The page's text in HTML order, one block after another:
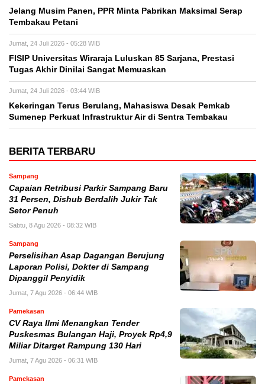
Jelang Musim Panen, PPR Minta Pabrikan Maksimal Serap
Tembakau Petani
Jumat, 24 Juli 2026 - 05:28 WIB
FISIP Universitas Wiraraja Luluskan 85 Sarjana, Prestasi
Tugas Akhir Dinilai Sangat Memuaskan
Jumat, 24 Juli 2026 - 03:44 WIB
Kekeringan Terus Berulang, Mahasiswa Desak Pemkab
Sumenep Perkuat Infrastruktur Air di Sentra Tembakau
BERITA TERBARU
Sampang
Capaian Retribusi Parkir Sampang Baru
31 Persen, Dishub Berdalih Jukir Tak
Setor Penuh
Sabtu, 8 Agu 2026 - 08:32 WIB
Sampang
Perselisihan Asap Dagangan Berujung
Laporan Polisi, Dokter di Sampang
Dipanggil Penyidik
Jumat, 7 Agu 2026 - 06:44 WIB
Pamekasan
CV Raya Ilmi Menangkan Tender
Puskesmas Bulangan Haji, Proyek Rp4,9
Miliar Ditarget Rampung 130 Hari
Jumat, 7 Agu 2026 - 06:31 WIB
Pamekasan